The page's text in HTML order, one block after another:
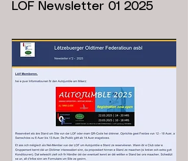
LOF Newsletter 01 2025